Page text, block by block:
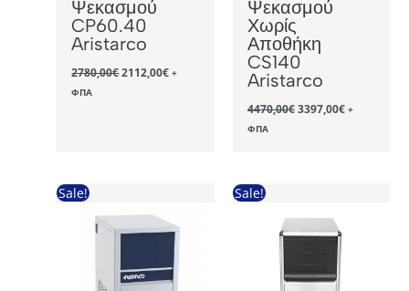
Ψεκασμού
CP60.40
Aristarco
2780,00€Original
price
2112,00€Η+
ΦΠΑ
Ψεκασμού
Χωρίς
Αποθήκη
CS140
Aristarco
4470,00€Original
price
3397,00€Η+
ΦΠΑ
Sale! Sale!